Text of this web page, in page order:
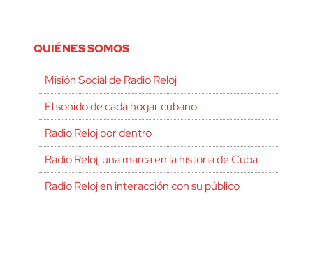
QUIÉNES SOMOS
Misión Social de Radio Reloj
El sonido de cada hogar cubano
Radio Reloj por dentro
Radio Reloj, una marca en la historia de Cuba
Radio Reloj en interacción con su público